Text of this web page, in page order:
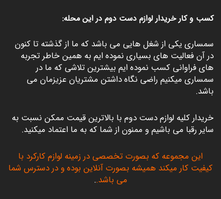
کسب و کار خریدار لوازم دست دوم در این محله:
سمساری یکی از شغل هایی می باشد که ما از گذشته تا کنون
در آن فعالیت های بسیاری نموده ایم به همین خاطر تجربه
های فراوانی کسب نموده ایم بیشترین تلاشی که ما در
سمساری میکنیم راضی نگاه داشتن مشتریان عزیزمان می
باشد.
خریدار کلیه لوازم دست دوم با بالاترین قیمت ممکن نسبت به
سایر رقبا می باشیم و ممنون از شما که به ما اعتماد میکنید.
این مجموعه که بصورت تخصصی در زمینه لوازم کارکرد با
کیفیت کار میکند همیشه بصورت آنلاین بوده و در دسترس شما
می باشد..